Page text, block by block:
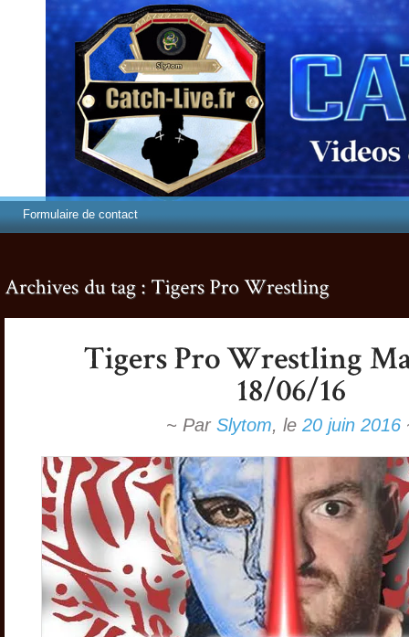
Formulaire de contact
~ Par Slytom, le 20 juin 2016